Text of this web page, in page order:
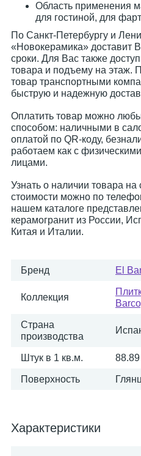
Область применения
для гостиной, для
По Санкт-Петербургу и
«Новокерамика» доставит
сроки. Для Вас также
товара и подъему на этаж.
товар транспортными
быструю и надежную
Оплатить товар можно
способом: наличными в
оплатой по QR-коду,
работаем как с
лицами.
Узнать о наличии товара на
стоимости можно по
нашем каталоге
керамогранит из России,
Китая и Италии.
Бренд El
Коллекция
Страна
производства
Штук в 1 кв.м. 88.89
Поверхность
Характеристики